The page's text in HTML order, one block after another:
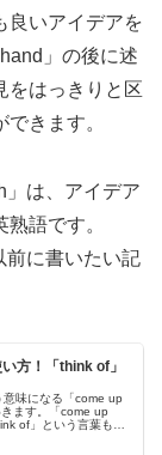
良いアイデアを
」の後に述
をはっきりと区
きます。
」は、アイデア
語です。
前に書いたい記
方！「think of」
味になる「come up
ます。「come up
of」という言葉もあ